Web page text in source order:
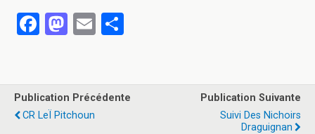
F
b
o
M
o
d
E
g
Publication Précédente
CR LeÏ Pitchoun
Publication Suivante
Suivi Des Nichoirs
Draguignan